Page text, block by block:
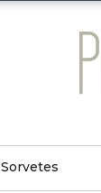
Sorvetes